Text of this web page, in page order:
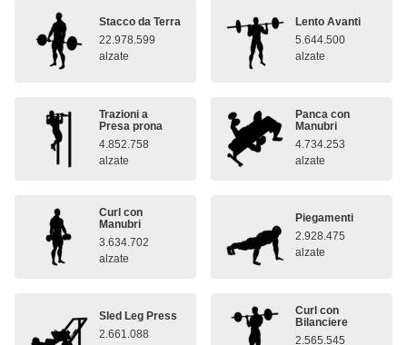
Stacco da Terra
22.978.599
alzate
Lento Avanti
5.644.500
alzate
Trazioni a
Presa prona
4.852.758
alzate
Panca con
Manubri
4.734.253
alzate
Curl con
Manubri
3.634.702
alzate
Piegamenti
2.928.475
alzate
Sled Leg Press
2.661.088
Curl con
Bilanciere
2.565.545